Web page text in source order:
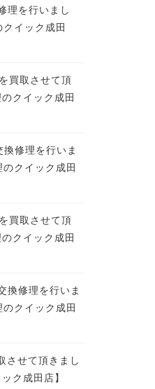
お知らせ
3月はiPad修理キャ
ンペーンをおこない
を行いまし
イック成田
買取させて頂
クイック成田
修理を行いま
クイック成田
買取させて頂
クイック成田
換修理を行いま
クイック成田
させて頂きまし
ク成田店】